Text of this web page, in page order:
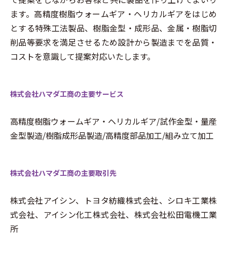
ます。高精度樹脂ウォームギア・ヘリカルギアをはじめ
とする特殊工法製品、樹脂金型・成形品、金属・樹脂切
削品等要求を満足させるため設計から製造までを品質・
コストを意識して提案対応いたします。
株式会社ハマダ工商の主要サービス
高精度樹脂ウォームギア・ヘリカルギア/試作金型・量産
金型製造/樹脂成形品製造/高精度部品加工/組み立て加工
株式会社ハマダ工商の主要取引先
株式会社アイシン、トヨタ紡織株式会社、シロキ工業株
式会社、アイシン化工株式会社、株式会社松田電機工業
所